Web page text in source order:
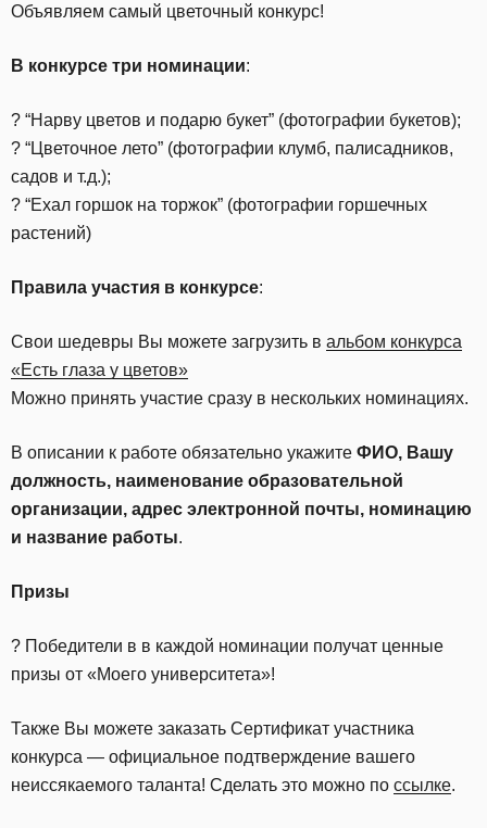
Объявляем самый цветочный конкурс!
В конкурсе три номинации:
? “Нарву цветов и подарю букет” (фотографии букетов);
? “Цветочное лето” (фотографии клумб, палисадников,
садов и т.д.);
? “Ехал горшок на торжок” (фотографии горшечных
растений)
Правила участия в конкурсе:
Свои шедевры Вы можете загрузить в альбом конкурса
«Есть глаза у цветов»
Можно принять участие сразу в нескольких номинациях.
В описании к работе обязательно укажите ФИО, Вашу
должность, наименование образовательной
организации, адрес электронной почты, номинацию
и название работы.
Призы
? Победители в в каждой номинации получат ценные
призы от «Моего университета»!
Также Вы можете заказать Сертификат участника
конкурса — официальное подтверждение вашего
неиссякаемого таланта! Сделать это можно по ссылке.